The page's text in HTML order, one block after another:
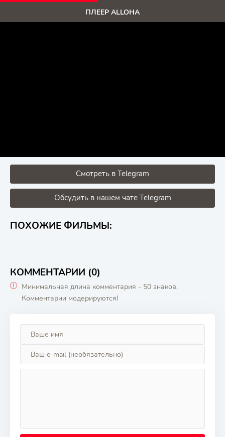
ПЛЕЕР ALLOHA
Смотреть в Telegram
Обсудить в нашем чате Telegram
ПОХОЖИЕ ФИЛЬМЫ:
КОММЕНТАРИИ (0)
Минимальная длина комментария - 50 знаков.
Комментарии модерируются!